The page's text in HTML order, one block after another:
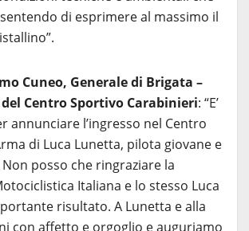
di esprimere al massimo il
Cuneo, Generale di Brigata –
Centro Sportivo Carabinieri: “E’
annunciare l’ingresso nel Centro
di Luca Lunetta, pilota giovane e
posso che ringraziare la
Italiana e lo stesso Luca
risultato. A Lunetta e alla
con affetto e orgoglio e auguriamo